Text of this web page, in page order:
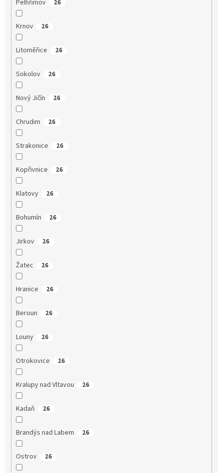
Pelhřimov 26
Krnov 26
Litoměřice 26
Sokolov 26
Nový Jičín 26
Chrudim 26
Strakonice 26
Kopřivnice 26
Klatovy 26
Bohumín 26
Jirkov 26
Žatec 26
Hranice 26
Beroun 26
Louny 26
Otrokovice 26
Kralupy nad Vltavou 26
Kadaň 26
Brandýs nad Labem 26
Ostrov 26